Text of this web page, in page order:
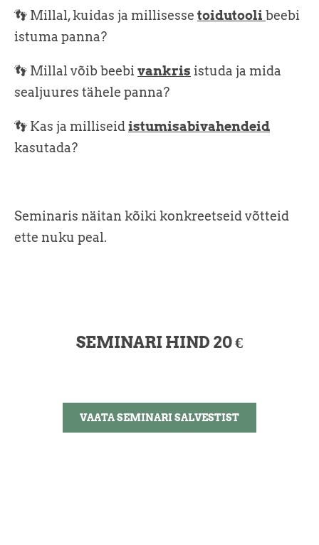
👣 Millal, kuidas ja millisesse toidutooli beebi
istuma panna?
👣 Millal võib beebi vankris istuda ja mida
sealjuures tähele panna?
👣 Kas ja milliseidistumisabivahendeid
kasutada?
Seminaris näitan kõiki konkreetseid võtteid
ette nuku peal.
SEMINARI HIND 20 €
VAATA SEMINARI SALVESTIST